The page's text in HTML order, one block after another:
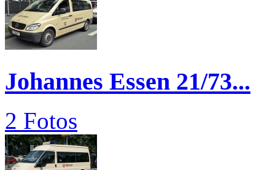
Johannes Essen 21/73...
2 Fotos